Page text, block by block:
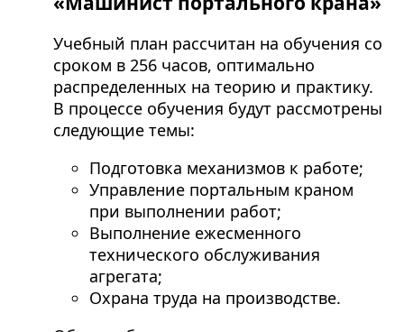
Учебный план рассчитан на обучения со
сроком в 256 часов, оптимально
распределенных на теорию и практику.
В процессе обучения будут рассмотрены
следующие темы:
Подготовка механизмов к работе;
Управление портальным краном
при выполнении работ;
Выполнение ежесменного
технического обслуживания
агрегата;
Охрана труда на производстве.